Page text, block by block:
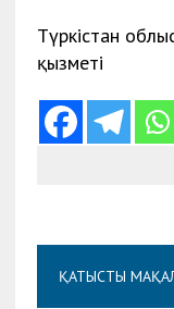
Түркістан
қызметі
ҚАТЫСТЫ